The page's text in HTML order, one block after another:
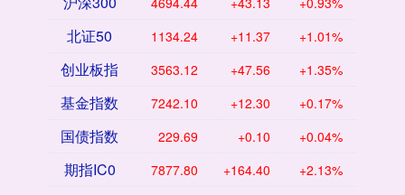
北证50 1134.24 +11.37 +1.01%
创业板指 3563.12 +47.56 +1.35%
基金指数 7242.10 +12.30 +0.17%
国债指数 229.69 +0.10 +0.04%
期指IC0 7877.80 +164.40 +2.13%